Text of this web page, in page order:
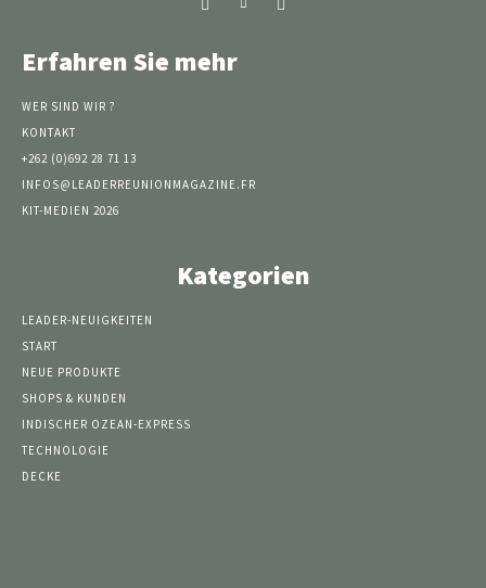
Erfahren Sie mehr
WER SIND WIR ?
KONTAKT
+262 (0)692 28 71 13
INFOS@LEADERREUNIONMAGAZINE.FR
KIT-MEDIEN 2026
Kategorien
LEADER-NEUIGKEITEN
START
NEUE PRODUKTE
SHOPS & KUNDEN
INDISCHER OZEAN-EXPRESS
TECHNOLOGIE
DECKE